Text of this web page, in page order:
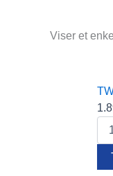
Text search
Salto
Viser et